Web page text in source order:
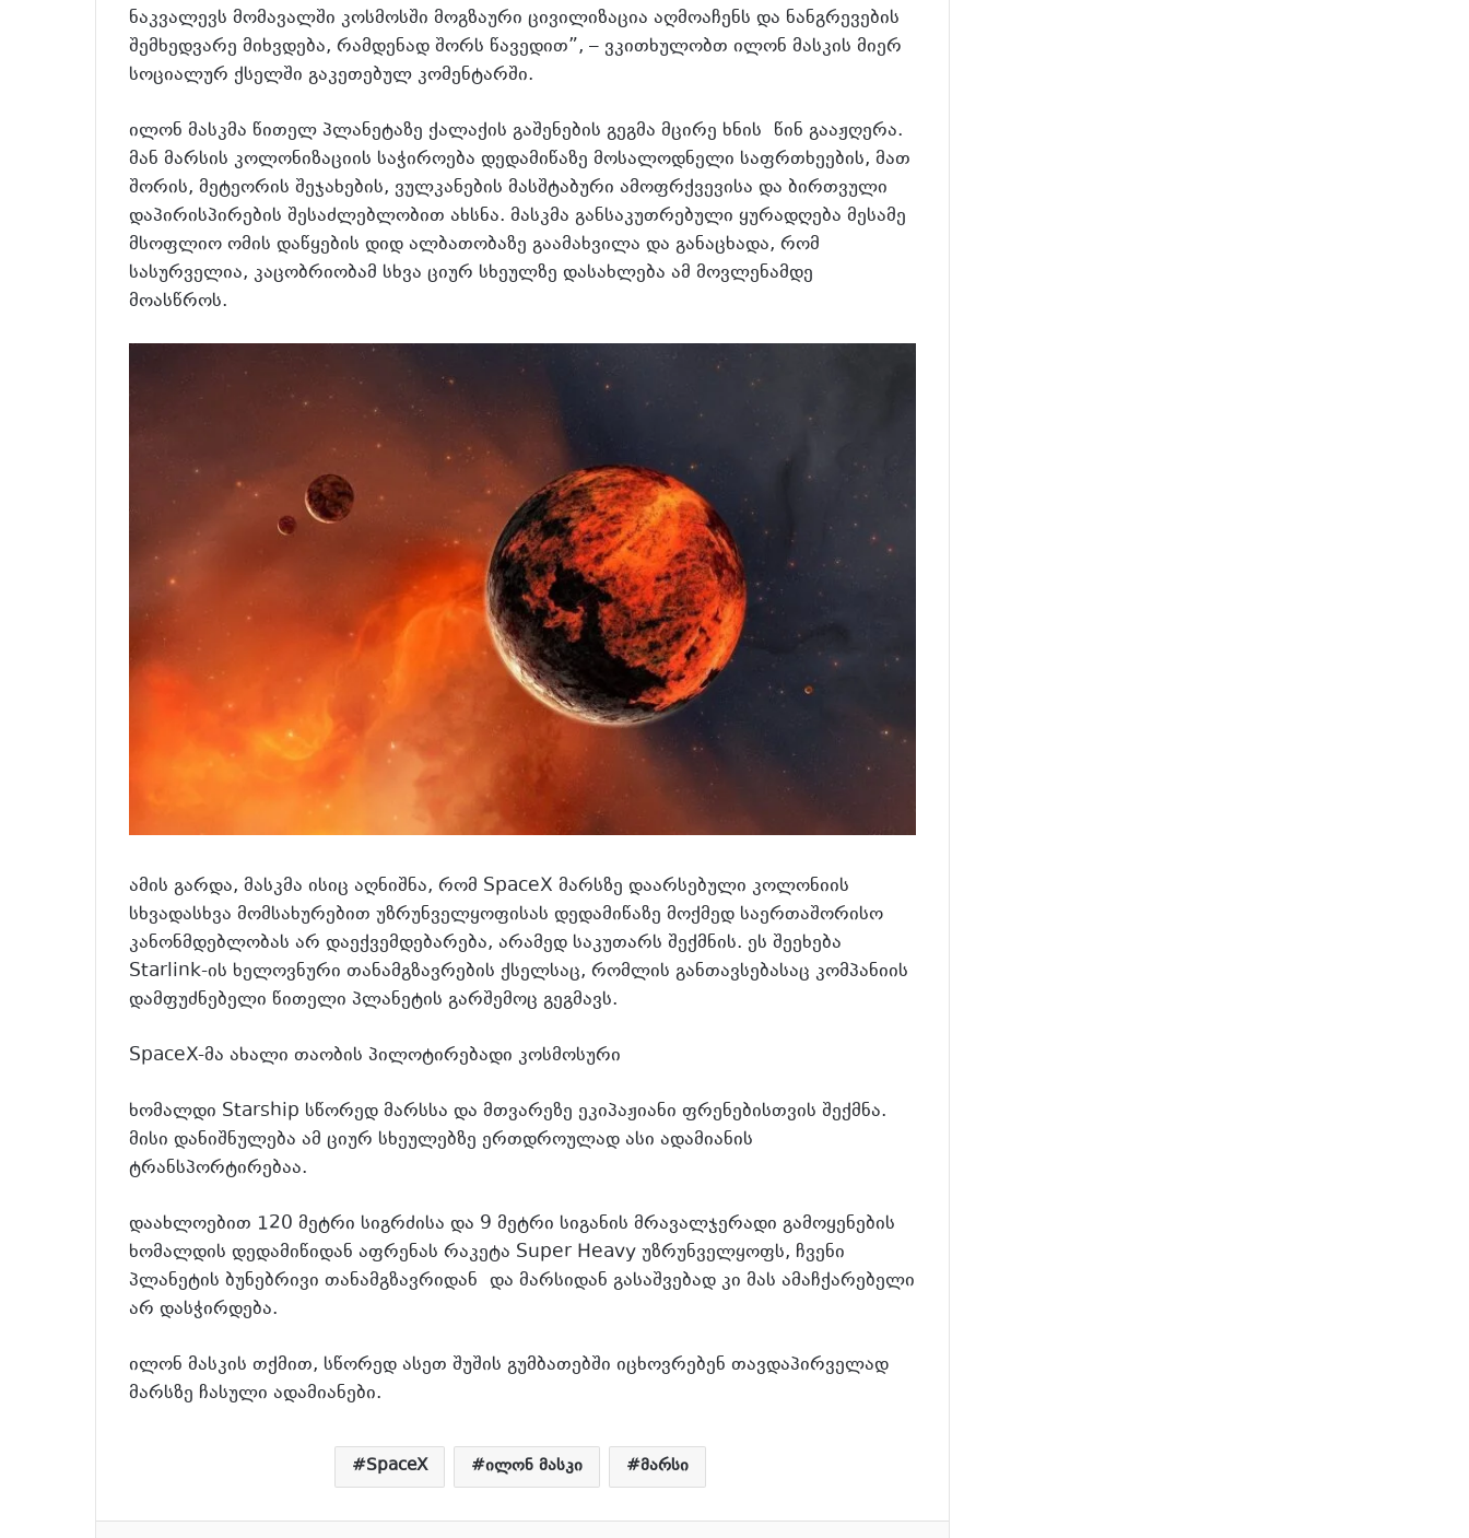
ნაკვალევს მომავალში კოსმოსში მოგზაური ცივილიზაცია აღმოაჩენს და ნანგრევების
შემხედვარე მიხვდება, რამდენად შორს წავედით”, – ვკითხულობთ ილონ მასკის მიერ
სოციალურ ქსელში გაკეთებულ კომენტარში.
ილონ მასკმა წითელ პლანეტაზე ქალაქის გაშენების გეგმა მცირე ხნის წინ გააჟღერა.
მან მარსის კოლონიზაციის საჭიროება დედამიწაზე მოსალოდნელი საფრთხეების, მათ
შორის, მეტეორის შეჯახების, ვულკანების მასშტაბური ამოფრქვევისა და ბირთვული
დაპირისპირების შესაძლებლობით ახსნა. მასკმა განსაკუთრებული ყურადღება მესამე
მსოფლიო ომის დაწყების დიდ ალბათობაზე გაამახვილა და განაცხადა, რომ
სასურველია, კაცობრიობამ სხვა ციურ სხეულზე დასახლება ამ მოვლენამდე
მოასწროს.
ამის გარდა, მასკმა ისიც აღნიშნა, რომ SpaceX მარსზე დაარსებული კოლონიის
სხვადასხვა მომსახურებით უზრუნველყოფისას დედამიწაზე მოქმედ საერთაშორისო
კანონმდებლობას არ დაექვემდებარება, არამედ საკუთარს შექმნის. ეს შეეხება
Starlink-ის ხელოვნური თანამგზავრების ქსელსაც, რომლის განთავსებასაც კომპანიის
დამფუძნებელი წითელი პლანეტის გარშემოც გეგმავს.
SpaceX-მა ახალი თაობის პილოტირებადი კოსმოსური
ხომალდი Starship სწორედ მარსსა და მთვარეზე ეკიპაჟიანი ფრენებისთვის შექმნა.
მისი დანიშნულება ამ ციურ სხეულებზე ერთდროულად ასი ადამიანის
ტრანსპორტირებაა.
დაახლოებით 120 მეტრი სიგრძისა და 9 მეტრი სიგანის მრავალჯერადი გამოყენების
ხომალდის დედამიწიდან აფრენას რაკეტა Super Heavy უზრუნველყოფს, ჩვენი
პლანეტის ბუნებრივი თანამგზავრიდან და მარსიდან გასაშვებად კი მას ამაჩქარებელი
არ დასჭირდება.
ილონ მასკის თქმით, სწორედ ასეთ შუშის გუმბათებში იცხოვრებენ თავდაპირველად
მარსზე ჩასული ადამიანები.
SpaceX ილონ მასკი მარსი